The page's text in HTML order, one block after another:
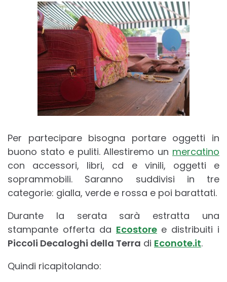
Per partecipare bisogna portare oggetti in
buono stato e puliti. Allestiremo un mercatino
con accessori, libri, cd e vinili, oggetti e
soprammobili. Saranno suddivisi in tre
categorie: gialla, verde e rossa e poi barattati.
Durante la serata sarà estratta una
stampante offerta da Ecostore e distribuiti i
Piccoli Decaloghi della Terra di Econote.it.
Quindi ricapitolando: